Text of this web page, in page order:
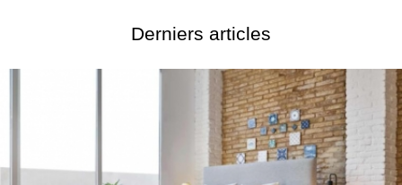
Derniers articles